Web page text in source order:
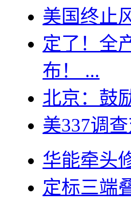
美国终止
定了！全
布！ ...
北京：鼓
美337调
华能牵头
定标三端